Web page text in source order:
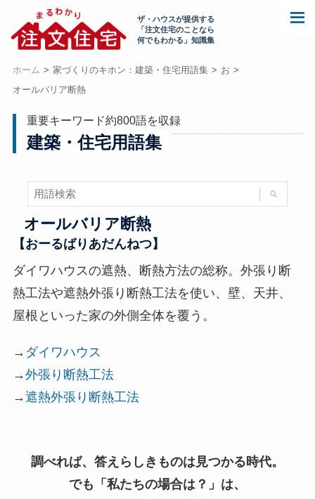
ザ・ハウスが提供する
「注文住宅のことなら
何でもわかる」知識集
ホーム 家づくりのキホン：建築・住宅用語集
お
オールバリア断熱
重要キーワード約800語を収録
建築・住宅用語集
オールバリア断熱
【おーるばりあだんねつ】
ダイワハウスの遮熱、断熱方法の総称。外張り断
熱工法や遮熱外張り断熱工法を使い、壁、天井、
屋根といった家の外側全体を覆う。
→ ダイワハウス
→外張り断熱工法
→遮熱外張り断熱工法
調べれば、答えらしきものは見つかる時代。
でも「私たちの場合は？」は、